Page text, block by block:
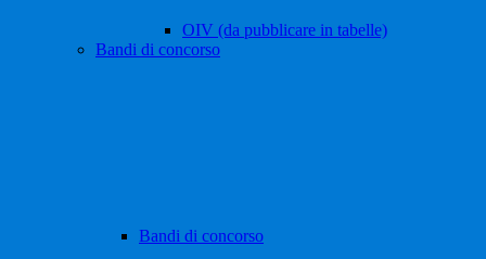
OIV (da pubblicare in tabelle)
Bandi di concorso
Bandi di concorso